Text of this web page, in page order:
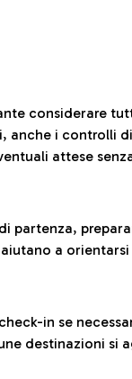
considerare
anche i controlli
attese
partenza,
a
in se
destinazioni si